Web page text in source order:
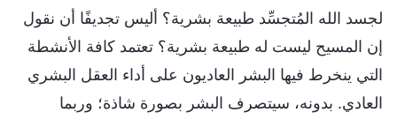
لجسد الله المُتجسِّد طبيعة بشرية؟ أليس تجديفًا أن نقول
إن المسيح ليست له طبيعة بشرية؟ تعتمد كافة الأنشطة
التي ينخرط فيها البشر العاديون على أداء العقل البشري
العادي. بدونه، سيتصرف البشر بصورة شاذة؛ وربما